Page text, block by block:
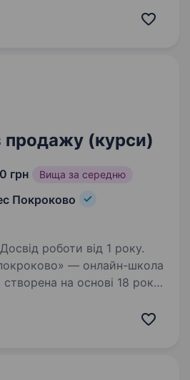
Today, Bookimed is:
(курси)
грн Вища за середню
Покроково
роботи від 1 року.
— онлайн-школа
створена на основі 18 років